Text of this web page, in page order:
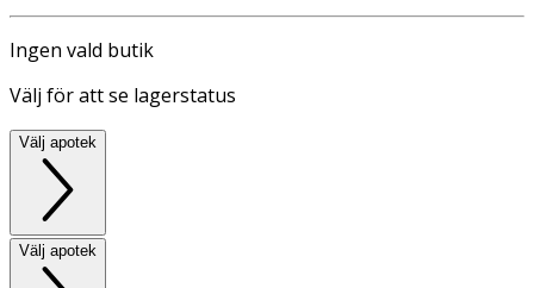
Ingen vald butik
Välj för att se lagerstatus
Välj apotek
Välj apotek